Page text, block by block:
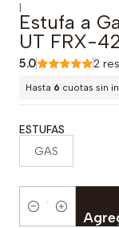
|
Estufa a
UT FRX-
5.0 2
Hasta 6 cuotas sin
ESTUFAS
GAS
Cantidad